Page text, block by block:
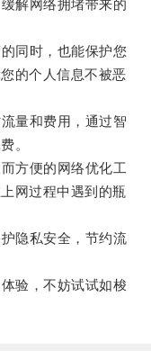
解网络拥堵带来的
同时，也能保护您
的个人信息不被恶
量和费用，通过智
。
方便的网络优化工
网过程中遇到的瓶
隐私安全，节约流
验，不妨试试如梭